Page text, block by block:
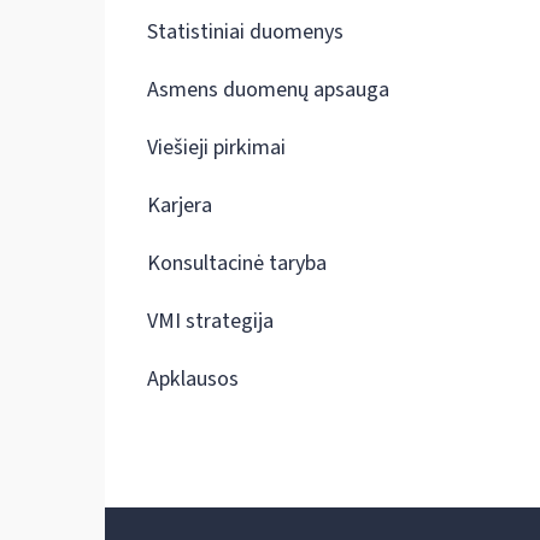
Statistiniai duomenys
Asmens duomenų apsauga
Viešieji pirkimai
Karjera
Konsultacinė taryba
VMI strategija
Apklausos